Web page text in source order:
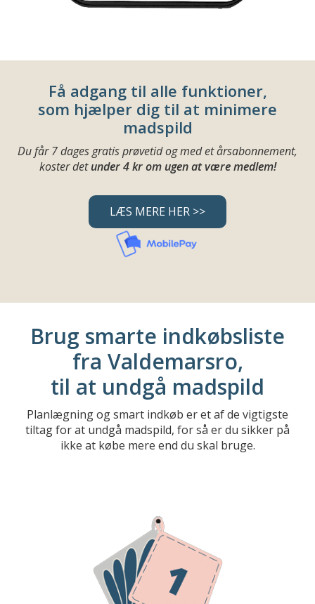
Få adgang til alle funktioner,
som hjælper dig til at minimere
madspild
Du får 7 dages gratis prøvetid og med et årsabonnement,
koster det under 4 kr om ugen at være medlem!
LÆS MERE HER >>
Brug smarte indkøbsliste
fra Valdemarsro,
til at undgå madspild
Planlægning og smart indkøb er et af de vigtigste
tiltag for at undgå madspild, for så er du sikker på
ikke at købe mere end du skal bruge.